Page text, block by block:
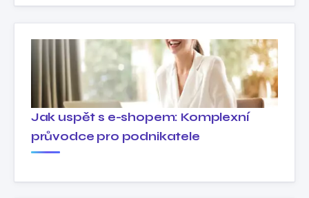
Jak uspět s e-shopem: Komplexní
průvodce pro podnikatele